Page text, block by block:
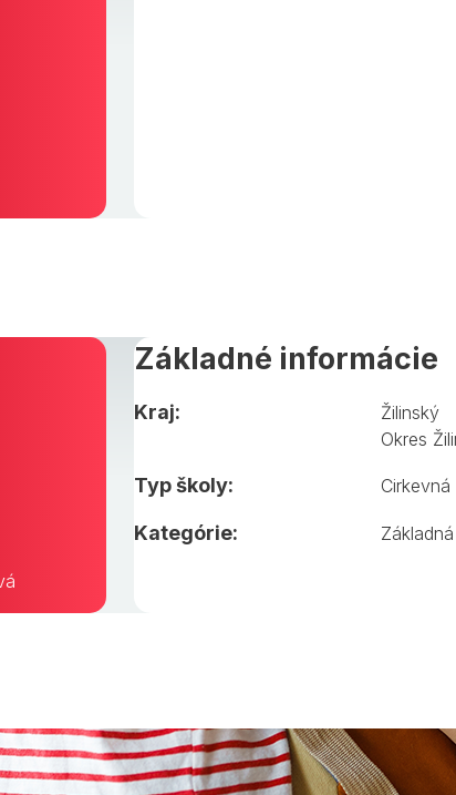
Základné informácie
Kraj:
Žilinský
Okres
Typ školy: Cirkevná
Kategórie: